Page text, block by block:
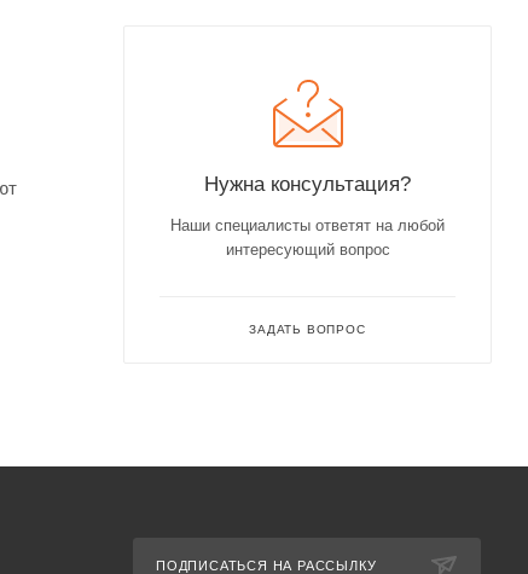
Нужна консультация?
Наши специалисты ответят на любой
интересующий вопрос
ЗАДАТЬ ВОПРОС
ПОДПИСАТЬСЯ НА РАССЫЛКУ